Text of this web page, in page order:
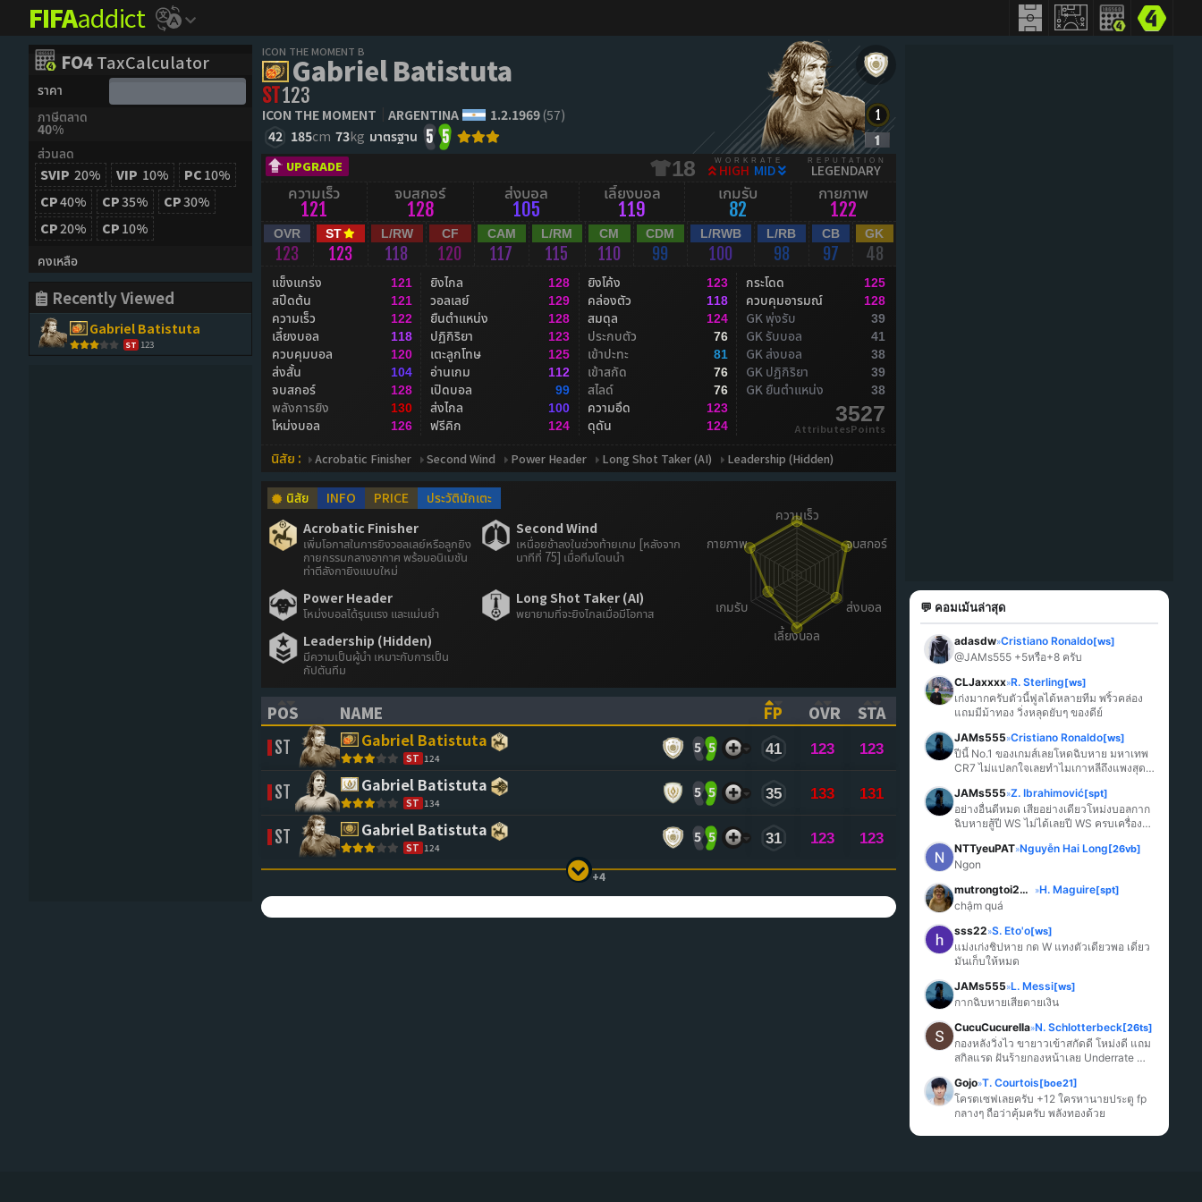
FIFAaddict
FO4TaxCalculator
ราคา
ภาษีตลาด
40%
ส่วนลด
SVIP 20% VIP 10% PC 10%
CP40% CP35% CP30%
CP20% CP 10%
คงเหลือ
Recently Viewed
Gabriel Batistuta
ST 123
ICON THE MOMENT B
Gabriel Batistuta
ST123
ICON THE MOMENT ARGENTINA 1.2.1969(57)
42 185cm 73kg มาตรฐาน 5 5
UPGRADE 18 WORKRATE
HIGH MID
REPUTATION
LEGENDARY
ความเร็ว
121
จบสกอร์
128
ส่งบอล
105
เลี้ยงบอล
119
เกมรับ
82
กายภาพ
122
OVR
123
ST
123
L/RW
118
CF
120
CAM
117
L/RM
115
CM
110
CDM
99
L/RWB
100
L/RB
98
CB
97
GK
48
แข็งแกร่ง 121
สปีดต้น 121
ความเร็ว 122
เลี้ยงบอล 118
ควบคุมบอล 120
ส่งสั้น 104
จบสกอร์ 128
พลังการยิง 130
โหม่งบอล 126
ยิงไกล 128
วอลเลย์ 129
ยืนตำแหน่ง 128
ปฏิกิริยา 123
เตะลูกโทษ 125
อ่านเกม 112
เปิดบอล 99
ส่งไกล 100
ฟรีคิก 124
ยิงโค้ง 123
คล่องตัว 118
สมดุล 124
ประกบตัว 76
เข้าปะทะ 81
เข้าสกัด 76
สไลด์ 76
ความอึด 123
ดุดัน 124
กระโดด 125
ควบคุมอารมณ์ 128
GK พุ่งรับ 39
GK รับบอล 41
GK ส่งบอล 38
GK ปฏิกิริยา 39
GK ยืนตำแหน่ง 38
3527
AttributesPoints
นิสัย : Acrobatic Finisher Second Wind Power Header Long Shot Taker (AI) Leadership (Hidden)
นิสัย INFO PRICE
ประวัตินักเตะ
Acrobatic Finisher
เพิ่มโอกาสในการยิงวอลเลย์หรือลูกยิง
กายกรรมกลางอากาศ พร้อมอนิเมชัน
ท่าตีลังกายิงแบบใหม่
Second Wind
เหนื่อยช้าลงในช่วงท้ายเกม [หลังจาก
นาทีที่ 75] เมื่อทีมโดนนำ
Power Header
โหม่งบอลได้รุนแรง และแม่นยำ
Long Shot Taker (AI)
พยายามที่จะยิงไกลเมื่อมีโอกาส
Leadership (Hidden)
มีความเป็นผู้นำ เหมาะกับการเป็น
กัปตันทีม
POS
(CLICK TO SORT ASCENDING)
NAME
(CLICK TO SORT ASCENDING)
FP
(CLICK TO SORT ASCENDING)
OVR
(CLICK TO SORT ASCENDING)
STA
(CLICK TO SORT ASCENDING)
ST Gabriel Batistuta
ST 124
5 5 41 123 123
ST Gabriel Batistuta
ST 134
5 5 35 133 131
ST Gabriel Batistuta
ST 124
5 5 31 123 123
+4
💬 คอมเม้นล่าสุด
adasdw»Cristiano Ronaldo[ws]
@JAMs555 +5หรือ+8 ครับ
CLJaxxxx»R. Sterling[ws]
เก่งมากครับตัวนี้ฟูลได้หลายทีม พริ้วคล่อง
แถมมีม้าทอง วิ่งหลุดยับๆ ของดีย์
JAMs555»Cristiano Ronaldo[ws]
ปีนี้ No.1 ของเกมส์เลยโหดฉิบหาย มหาเทพ
CR7 ไม่แปลกใจเลยทำไมเกาหลีถึงแพงสุด
JAMs555»Z. Ibrahimović[spt]
อย่างอื่นดีหมด เสียอย่างเดียวโหม่งบอลกาก
ฉิบหายสู้ปี WS ไม่ได้เลยปี WS ครบเครื่อง
NTTyeuPAT»Nguyễn Hai Long[26vb]
Ngon
mutrongtoi2027
»H. Maguire[spt]
chậm quá
sss22»S. Eto'o[ws]
แม่งเก่งชิปหาย กด W แทงตัวเดียวพอ เดี๋ยว
มันเก็บให้หมด
JAMs555»L. Messi[ws]
กากฉิบหายเสียดายเงิน
CucuCucurella»N. Schlotterbeck[26ts]
กองหลังวิ่งไว ขายาวเข้าสกัดดี โหม่งดี แถม
สกิลแรด ฝันร้ายกองหน้าเลย Underrate
Gojo»T. Courtois[boe21]
โครตเซฟเลยครับ +12 ใครหานายประตู fp
กลางๆ ถือว่าคุ้มครับ พลังทองด้วย